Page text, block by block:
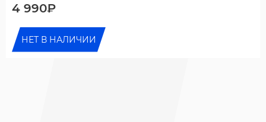
4 990₽
НЕТ В НАЛИЧИИ